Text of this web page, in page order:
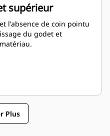
supérieur
l'absence de coin pointu
du godet et
Plus